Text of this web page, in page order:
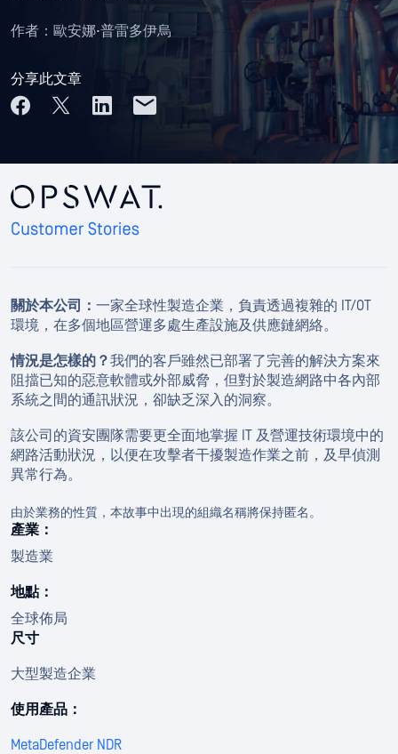
作者： 歐安娜·普雷多伊烏
分享此文章
關於本公司： 一家全球性製造企業，負責透過複雜的 IT/OT
環境，在多個地區營運多處生產設施及供應鏈網絡。
情況是怎樣的？我們的客戶雖然已部署了完善的解決方案來
阻擋已知的惡意軟體或外部威脅，但對於製造網路中各內部
系統之間的通訊狀況，卻缺乏深入的洞察。
該公司的資安團隊需要更全面地掌握 IT 及營運技術環境中的
網路活動狀況，以便在攻擊者干擾製造作業之前，及早偵測
異常行為。
由於業務的性質，本故事中出現的組織名稱將保持匿名。
產業：
製造業
地點：
全球佈局
尺寸
大型製造企業
使用產品：
MetaDefender NDR